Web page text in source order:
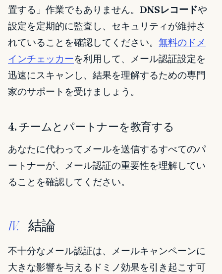
置する」作業でもありません。 DNSレコードや
設定を定期的に監査し、セキュリティが維持さ
れていることを確認してください。 無料のドメ
インチェッカーを利用して、メール認証設定を
迅速にスキャンし、結果を理解するための専門
家のサポートを受けましょう。
4. チームとパートナーを教育する
あなたに代わってメールを送信するすべてのパ
ートナーが、メール認証の重要性を理解してい
ることを確認してください。
IV. 結論
不十分なメール認証は、メールキャンペーンに
大きな影響を与えるドミノ効果を引き起こす可